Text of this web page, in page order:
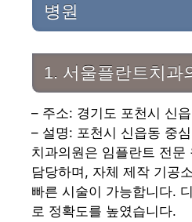
병원
1. 서울플란트치과
– 주소: 경기도 포천시 신
– 설명: 포천시 신읍동 중
치과의원은 임플란트 전문
담당하며, 자체 제작 기공
빠른 시술이 가능합니다.
로 정확도를 높였습니다.